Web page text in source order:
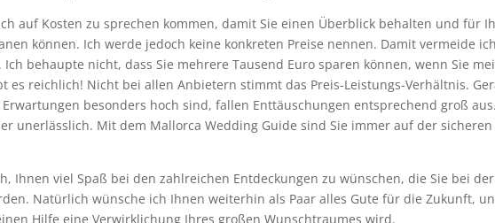
auf Kosten zu sprechen kommen, damit Sie einen Überblick behalten und für
können. Ich werde jedoch keine konkreten Preise nennen. Damit vermeide
Ich behaupte nicht, dass Sie mehrere Tausend Euro sparen können, wenn Sie
es reichlich! Nicht bei allen Anbietern stimmt das Preis-Leistungs-Verhältnis.
besonders hoch sind, fallen Enttäuschungen entsprechend groß
unerlässlich. Mit dem Mallorca Wedding Guide sind Sie immer auf der sicheren
Ihnen viel Spaß bei den zahlreichen Entdeckungen zu wünschen, die Sie bei
Natürlich wünsche ich Ihnen weiterhin als Paar alles Gute für die Zukunft,
Hilfe eine Verwirklichung Ihres großen Wunschtraumes wird.